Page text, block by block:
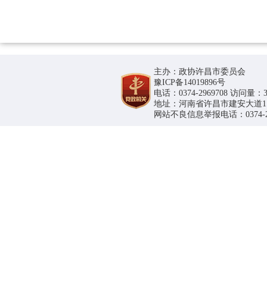
主办：政协许昌市委员会
豫ICP备14019896号
电话：0374-2969708 访问量：
地址：河南省许昌市建安大道
网站不良信息举报电话：